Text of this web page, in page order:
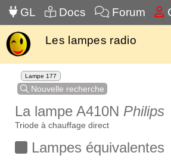
GL Docs Forum
Les lampes radio
Lampe 177
Nouvelle recherche
La lampe A410N Philips
Triode à chauffage direct
Lampes équivalentes